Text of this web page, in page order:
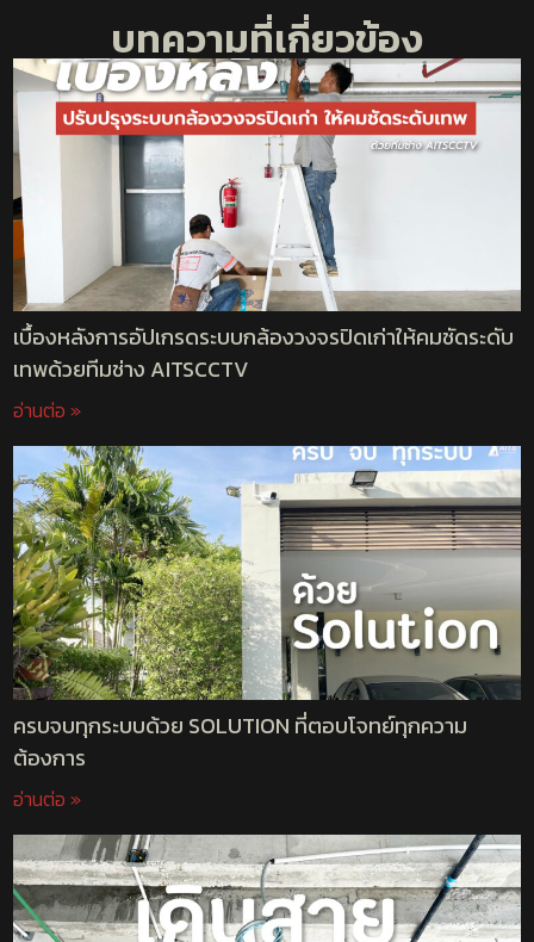
บทความที่เกี่ยวข้อง
เบื้องหลังการอัปเกรดระบบกล้องวงจรปิดเก่าให้คมชัดระดับ
เทพด้วยทีมช่าง AITSCCTV
อ่านต่อ »
ครบจบทุกระบบด้วย SOLUTION ที่ตอบโจทย์ทุกความ
ต้องการ
อ่านต่อ »